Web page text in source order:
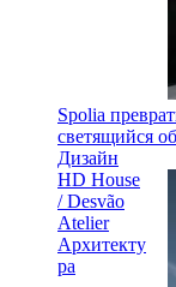
Spolia
светящийся
Дизайн
HD House
/ Desvão
Atelier
Архитекту
ра